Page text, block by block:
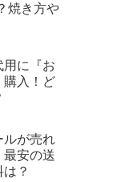
焼き方や
用に『お
購入！ど
ルが売れ
最安の送
？